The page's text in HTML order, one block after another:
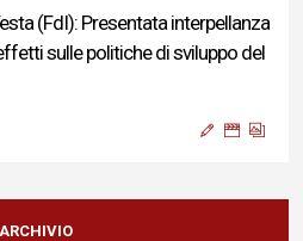
(FdI): Presentata interpellanza
sulle politiche di sviluppo del
cordoglio e vicinanza al
famiglia”
ARCHIVIO